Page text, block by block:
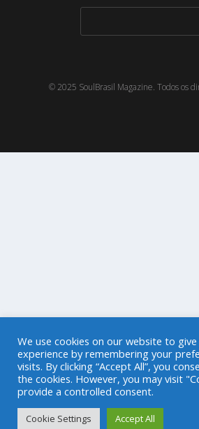
© 2025 SoulBrasil Magazine. Todos os
We use cookies on our website to
experience by remembering your
visits. By clicking “Accept All”, you
the cookies. However, you may visit
provide a controlled consent.
Cookie Settings Accept All